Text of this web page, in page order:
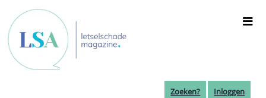
naar
de
inhoud
gaan
Zoeken? Inloggen